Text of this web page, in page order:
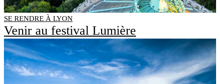
SE RENDRE À LYON
Venir au festival Lumière